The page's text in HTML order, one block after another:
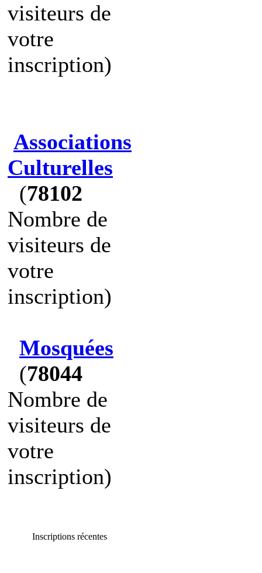
visiteurs de
votre
inscription)
Associations
Culturelles
(78102
Nombre de
visiteurs de
votre
inscription)
Mosquées
(78044
Nombre de
visiteurs de
votre
inscription)
Inscriptions récentes